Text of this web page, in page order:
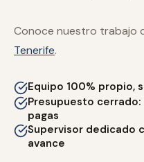
Conoce nuestro trabajo
Tenerife.
Equipo 100% propio,
Presupuesto
pagas
Supervisor dedicado
avance